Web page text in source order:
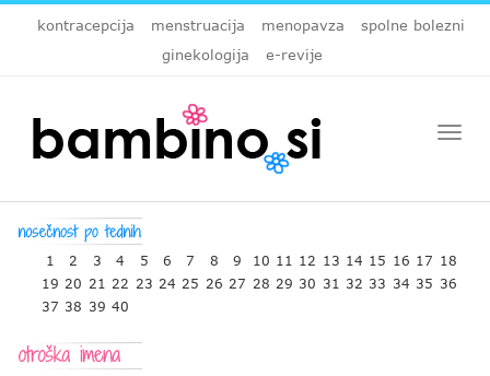
kontracepcija menstruacija menopavza
spolne bolezni
ginekologija
e-revije
1 2 3 4 5 6 7 8 9 10 11 12 13 14 15 16 17 18
19 20 21 22 23 24 25 26 27 28 29 30 31 32 33 34 35 36
37 38 39 40